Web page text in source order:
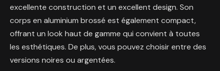
excellente construction et un excellent design. Son
corps en aluminium brossé est également compact,
offrant un look haut de gamme qui convient à toutes
les esthétiques. De plus, vous pouvez choisir entre des
versions noires ou argentées.